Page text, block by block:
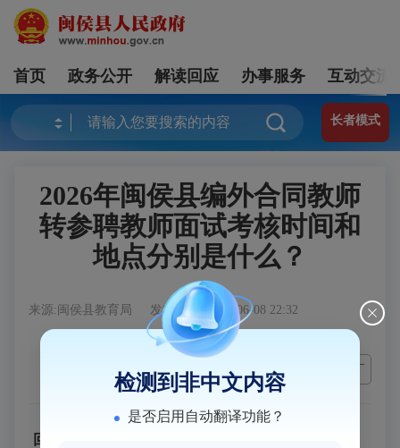
首页 政务公开 解读回应 办事服务 互动交流
长者模式
2026年闽侯县编外合同教师
转参聘教师面试考核时间和
地点分别是什么？
来源:闽侯县教育局 发布时间: 2026-06-08 22:32
回答
检测到非中文内容
是否启用自动翻译功能？